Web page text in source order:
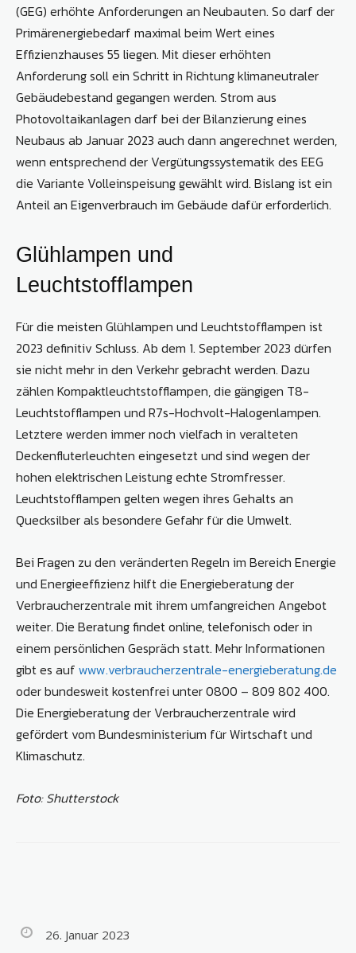
(GEG) erhöhte Anforderungen an Neubauten. So darf der
Primärenergiebedarf maximal beim Wert eines
Effizienzhauses 55 liegen. Mit dieser erhöhten
Anforderung soll ein Schritt in Richtung klimaneutraler
Gebäudebestand gegangen werden. Strom aus
Photovoltaikanlagen darf bei der Bilanzierung eines
Neubaus ab Januar 2023 auch dann angerechnet werden,
wenn entsprechend der Vergütungssystematik des EEG
die Variante Volleinspeisung gewählt wird. Bislang ist ein
Anteil an Eigenverbrauch im Gebäude dafür erforderlich.
Glühlampen und
Leuchtstofflampen
Für die meisten Glühlampen und Leuchtstofflampen ist
2023 definitiv Schluss. Ab dem 1. September 2023 dürfen
sie nicht mehr in den Verkehr gebracht werden. Dazu
zählen Kompaktleuchtstofflampen, die gängigen T8-
Leuchtstofflampen und R7s-Hochvolt-Halogenlampen.
Letztere werden immer noch vielfach in veralteten
Deckenfluterleuchten eingesetzt und sind wegen der
hohen elektrischen Leistung echte Stromfresser.
Leuchtstofflampen gelten wegen ihres Gehalts an
Quecksilber als besondere Gefahr für die Umwelt.
Bei Fragen zu den veränderten Regeln im Bereich Energie
und Energieeffizienz hilft die Energieberatung der
Verbraucherzentrale mit ihrem umfangreichen Angebot
weiter. Die Beratung findet online, telefonisch oder in
einem persönlichen Gespräch statt. Mehr Informationen
gibt es auf www.verbraucherzentrale-energieberatung.de
oder bundesweit kostenfrei unter 0800 – 809 802 400.
Die Energieberatung der Verbraucherzentrale wird
gefördert vom Bundesministerium für Wirtschaft und
Klimaschutz.
Foto: Shutterstock
26. Januar 2023